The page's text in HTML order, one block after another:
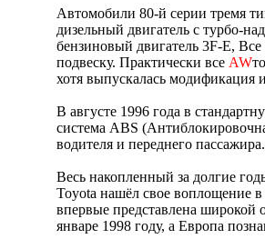
Автомобили 80-й серии тремя
дизельный двигатель с турбо-
бензиновый двигатель 3F-E, Все
подвеску. Практически все AW
хотя выпускалась
В августе 1996 года в
система ABS
водителя и переднего пассажира.
Весь накопленный за долгие
Toyota нашёл свое воплощение
впервые представлена широкой
январе 1998 году, а Европа